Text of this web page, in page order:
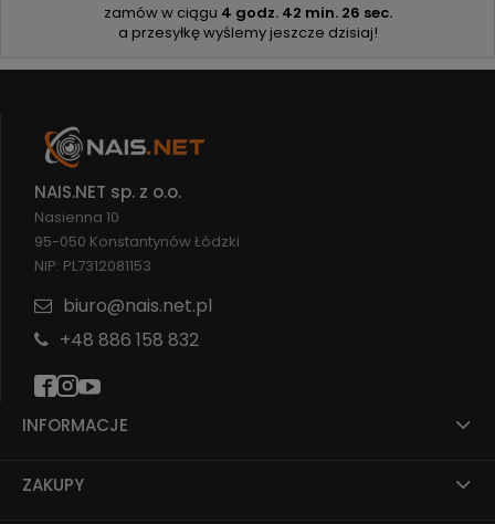
zamów w ciągu 4 godz. 42 min. 25 sec.
a przesyłkę wyślemy jeszcze dzisiaj!
INFORMACJE
ZAKUPY
NAIS.NET sp. z o.o.
Nasienna 10
95-050 Konstantynów Łódzki
NIP: PL7312081153
biuro@nais.net.pl
+48 886 158 832